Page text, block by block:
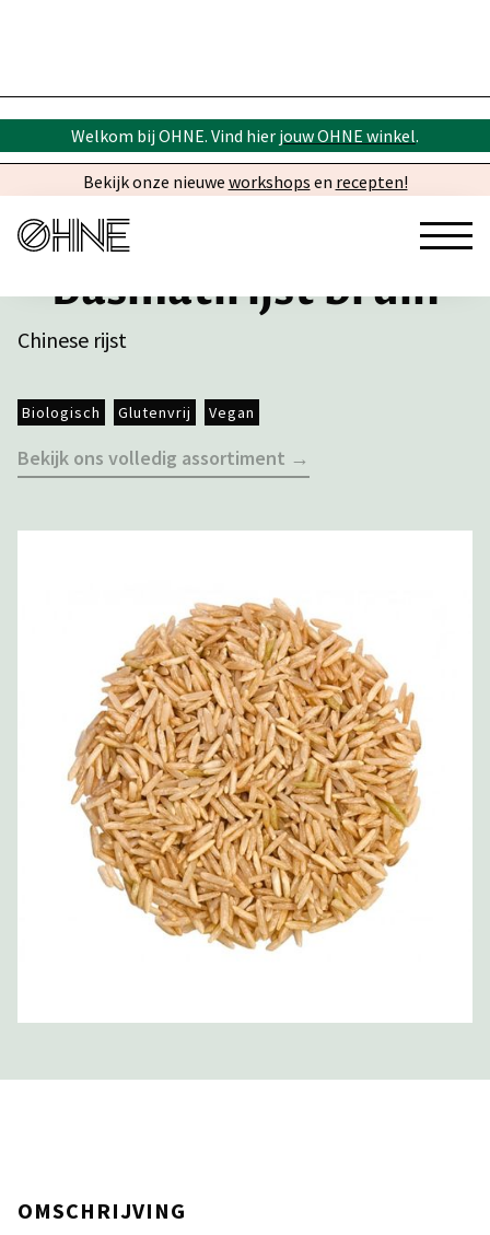
Welkom bij OHNE. Vind hier jouw OHNE winkel.
Bekijk onze nieuwe workshops en recepten!
Basmatirijst bruin
Chinese rijst
Biologisch Glutenvrij Vegan
Bekijk ons volledig assortiment →
OMSCHRIJVING